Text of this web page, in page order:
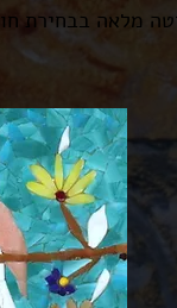
מלאה בבחירת